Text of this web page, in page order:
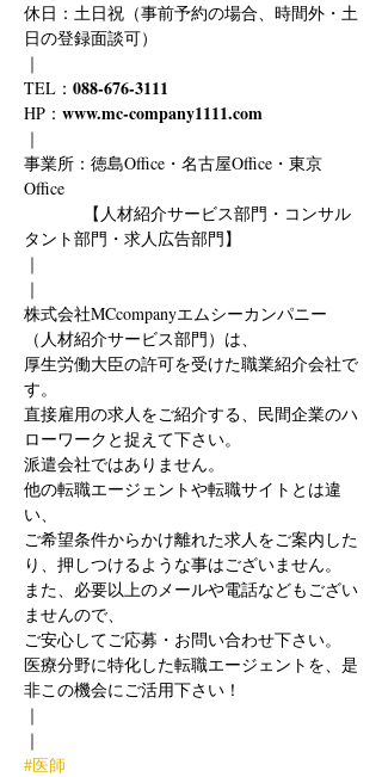
休日：土日祝（事前予約の場合、時間外・土
日の登録面談可）
｜
TEL： 088-676-3111
HP： www.mc-company1111.com
｜
事業所：徳島Office・名古屋Office・東京
Office
【人材紹介サービス部門・コンサル
タント部門・求人広告部門】
｜
｜
株式会社MCcompanyエムシーカンパニー
（人材紹介サービス部門）は、
厚生労働大臣の許可を受けた職業紹介会社で
す。
直接雇用の求人をご紹介する、民間企業のハ
ローワークと捉えて下さい。
派遣会社ではありません。
他の転職エージェントや転職サイトとは違
い、
ご希望条件からかけ離れた求人をご案内した
り、押しつけるような事はございません。
また、必要以上のメールや電話などもござい
ませんので、
ご安心してご応募・お問い合わせ下さい。
医療分野に特化した転職エージェントを、是
非この機会にご活用下さい！
｜
｜
#医師